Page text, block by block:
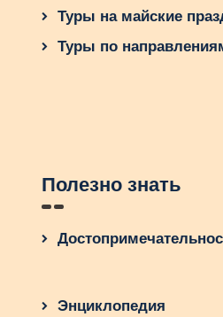
Туры на майские
Туры по
Полезно знать
Энциклопедия